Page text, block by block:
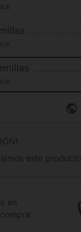
este producto
en